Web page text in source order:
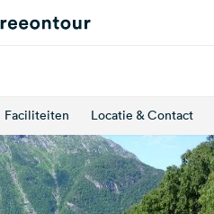
Faciliteiten Locatie & Contact